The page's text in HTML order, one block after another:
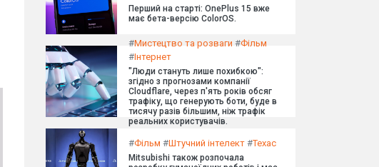
Перший на старті: OnePlus 15 вже
має бета-версію ColorOS.
#Мистецтво та розваги #Фільм
#Інтернет
"Люди стануть лише похибкою":
згідно з прогнозами компанії
Cloudflare, через п'ять років обсяг
трафіку, що генерують боти, буде в
тисячу разів більшим, ніж трафік
реальних користувачів.
#Фільм #Штучний інтелект #Техас
Mitsubishi також розпочала